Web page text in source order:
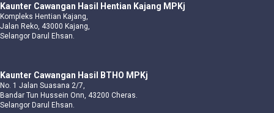
Kaunter Cawangan Hasil Hentian Kajang MPKj
Kompleks Hentian Kajang,
Jalan Reko, 43000 Kajang,
Selangor Darul Ehsan.
Kaunter Cawangan Hasil BTHO MPKj
No. 1 Jalan Suasana 2/7,
Bandar Tun Hussein Onn, 43200 Cheras.
Selangor Darul Ehsan.